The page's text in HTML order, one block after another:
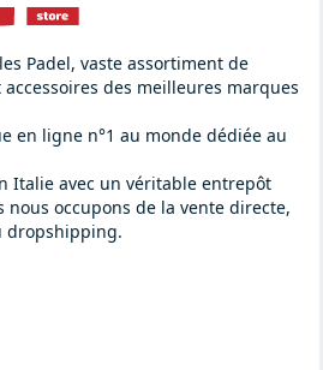
Padel, vaste assortiment de
des meilleures marques
en ligne n°1 au monde dédiée au
Italie avec un véritable entrepôt
nous occupons de la vente directe,
dropshipping.